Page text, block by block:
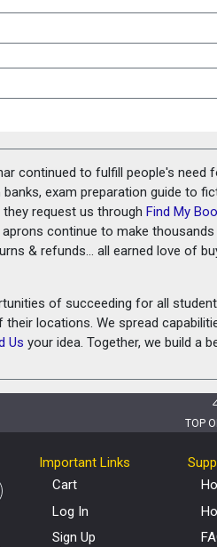
continued to fulfill people's
exam preparation guide to
they request us throughFind My
continue to make
& refunds... all earned love of
of succeeding for all
their locations. We spread
Us your idea. Together, we build a
TOP
Important Links
Cart
Log In
Sign Up